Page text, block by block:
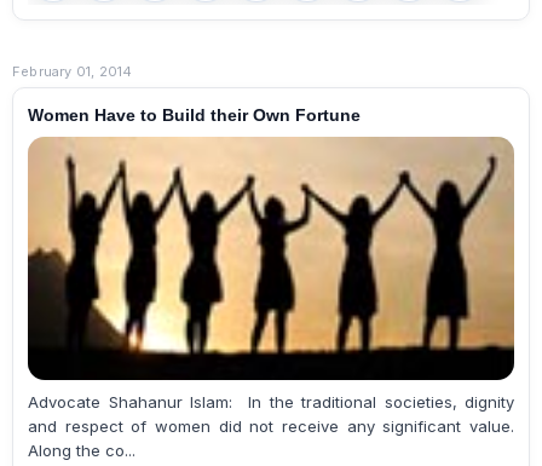
February 01, 2014
Women Have to Build their Own Fortune
Advocate Shahanur Islam: In the traditional societies, dignity
and respect of women did not receive any significant value.
Along the co...